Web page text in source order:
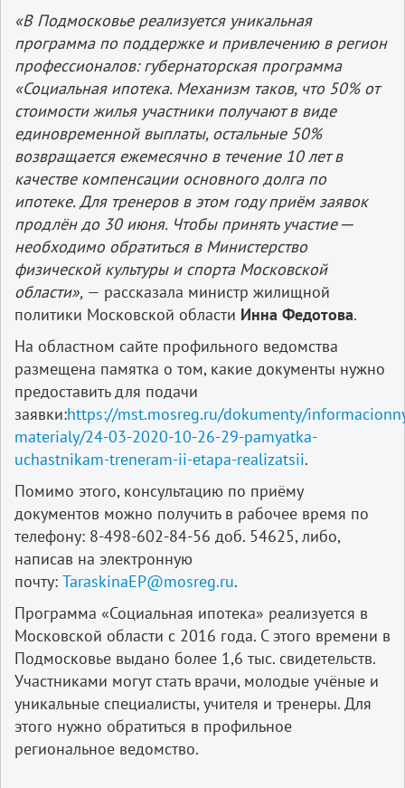
«В Подмосковье реализуется уникальная
программа по поддержке и привлечению в регион
профессионалов: губернаторская программа
«Социальная ипотека. Механизм таков, что 50% от
стоимости жилья участники получают в виде
единовременной выплаты, остальные 50%
возвращается ежемесячно в течение 10 лет в
качестве компенсации основного долга по
ипотеке. Для тренеров в этом году приём заявок
продлён до 30 июня. Чтобы принять участие ─
необходимо обратиться в Министерство
физической культуры и спорта Московской
области», — рассказала министр жилищной
политики Московской области Инна Федотова.
На областном сайте профильного ведомства
размещена памятка о том, какие документы нужно
предоставить для подачи
заявки:https://mst.mosreg.ru/dokumenty/
materialy/24-03-2020-10-26-29-pamyatka-
uchastnikam-treneram-ii-etapa-realizatsii.
Помимо этого, консультацию по приёму
документов можно получить в рабочее время по
телефону: 8-498-602-84-56 доб. 54625, либо,
написав на электронную
почту: TaraskinaEP@mosreg.ru.
Программа «Социальная ипотека» реализуется в
Московской области с 2016 года. С этого времени в
Подмосковье выдано более 1,6 тыс. свидетельств.
Участниками могут стать врачи, молодые учёные и
уникальные специалисты, учителя и тренеры. Для
этого нужно обратиться в профильное
региональное ведомство.